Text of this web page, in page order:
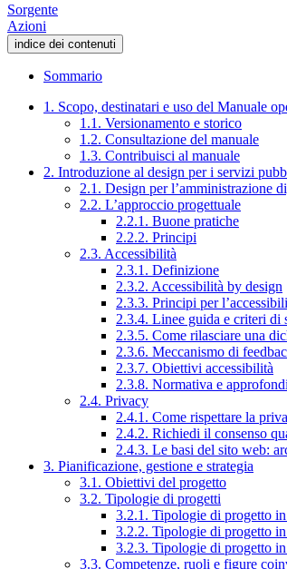
Sorgente
Azioni
indice dei contenuti
Sommario
1. Scopo, destinatari e uso del Manuale
1.1. Versionamento e storico
1.2. Consultazione del manuale
1.3. Contribuisci al manuale
2. Introduzione al design per i servizi
2.1. Design per l’amministrazione
2.2. L’approccio progettuale
2.2.1. Buone pratiche
2.2.2. Principi
2.3. Accessibilità
2.3.1. Definizione
2.3.2. Accessibilità by design
2.3.3. Principi per
2.3.4. Linee guida e criteri di
2.3.5. Come rilasciare una
2.3.6. Meccanismo di
2.3.7. Obiettivi accessibilità
2.3.8. Normativa e
2.4. Privacy
2.4.1. Come rispettare la
2.4.2. Richiedi il consenso
2.4.3. Le basi del sito web:
3. Pianificazione, gestione e strategia
3.1. Obiettivi del progetto
3.2. Tipologie di progetti
3.2.1. Tipologie di progetto
3.2.2. Tipologie di progetto
3.2.3. Tipologie di progetto
3.3. Competenze, ruoli e figure